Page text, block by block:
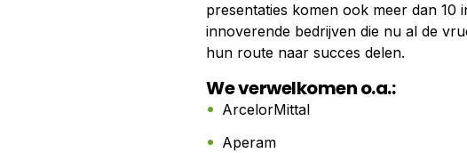
presentaties komen ook meer dan 10
innoverende bedrijven die nu al de
hun route naar succes delen.
We verwelkomen o.a.:
ArcelorMittal
Aperam